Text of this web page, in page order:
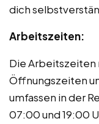
dich
Arbeitszeiten:
Die Arbeitszeiten
Öffnungszeiten
umfassen in der
07:00 und 19:00